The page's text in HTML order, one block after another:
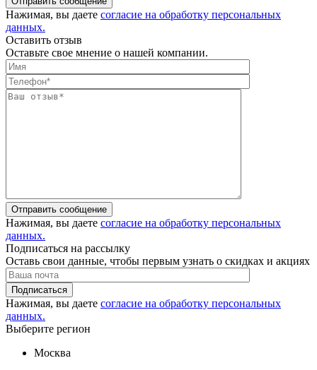
Нажимая, вы даете согласие на обработку персональных
данных.
Оставить отзыв
Оставьте свое мнение о нашей компании.
Отправить сообщение
Нажимая, вы даете согласие на обработку персональных
данных.
Подписаться на рассылку
Оставь свои данные, чтобы первым узнать о скидках и акциях
Подписаться
Нажимая, вы даете согласие на обработку персональных
данных.
Выберите регион
Москва